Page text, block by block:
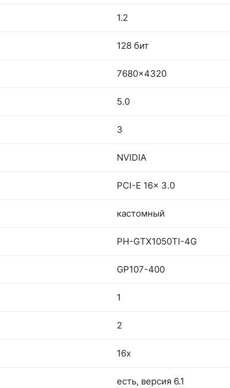
1.2
128 бит
7680x4320
5.0
3
NVIDIA
PCI-E 16x 3.0
кастомный
PH-GTX1050TI-4G
GP107-400
1
2
16x
есть, версия 6.1